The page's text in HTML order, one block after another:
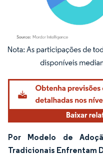
Imagem © Mordor Intelligence. O
Por Modelo de
Tradicionais Enfrentam